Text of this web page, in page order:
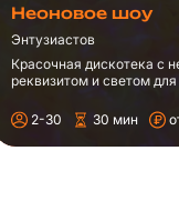
Неоновое шоу
Энтузиастов
Красочная дискотека с
реквизитом и светом для
2-30
30 мин